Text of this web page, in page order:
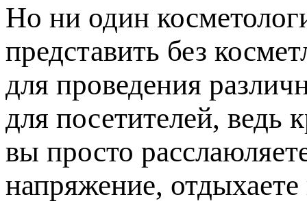
Но ни один
представить без
для проведения
для посетителей, ведь
вы просто
напряжение,